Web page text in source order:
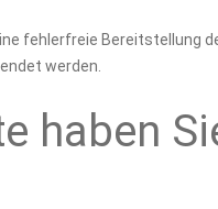
fehlerfreie Bereitstellung
werden.
haben